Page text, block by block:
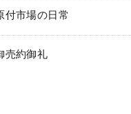
付市場の日常
売約御礼